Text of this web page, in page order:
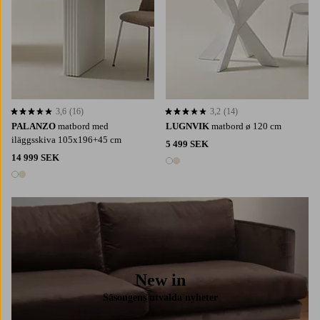
PALANZO matbord med
iläggsskiva 105x196+45 cm
14 999 SEK
2 färger
3,6 baserat på 16 st betyg
3,6 (16)
LUGNVIK matbord ø 120 cm
5 499 SEK
2 färger
3,2 baserat på 14 st betyg
3,2 (14)
New in
Säsongens utvalda nyheter